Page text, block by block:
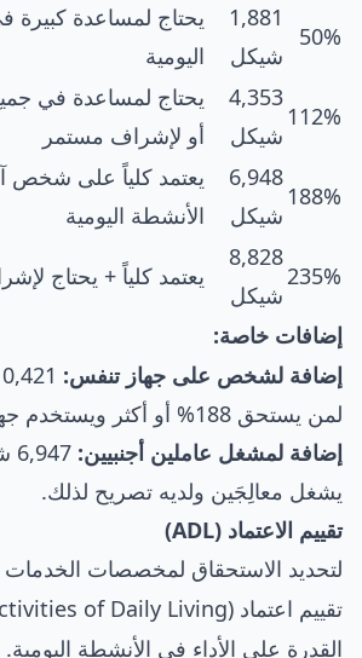
50%
1,881
شيكل
يحتاج لمساعدة
اليومية
112%
4,353
شيكل
يحتاج لمساعدة في
أو لإشراف مستمر
188%
6,948
شيكل
يعتمد كلياً على شخص
الأنشطة اليومية
235%
8,828
شيكل
يعتمد كلياً + يحتاج
إضافات خاصة:
إضافة لشخص على جهاز تنفس:
لمن يستحق 188% أو أكثر ويستخدم جهاز تنفس.
إضافة لمشغل عاملين أجنبيين:
يشغل معالِجَين ولديه تصريح لذلك.
تقييم الاعتماد (ADL)
لتحديد الاستحقاق لمخصصات
القدرة على الأداء في الأنشطة